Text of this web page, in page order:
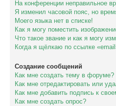
На конференции неправильное
Я изменил часовой пояс, но
Моего языка нет в списке!
Как я могу поместить
Что такое звание и как я могу
Когда я щёлкаю по ссылке
Создание сообщений
Как мне создать тему в форуме?
Как мне отредактировать или
Как мне добавить подпись к
Как мне создать опрос?